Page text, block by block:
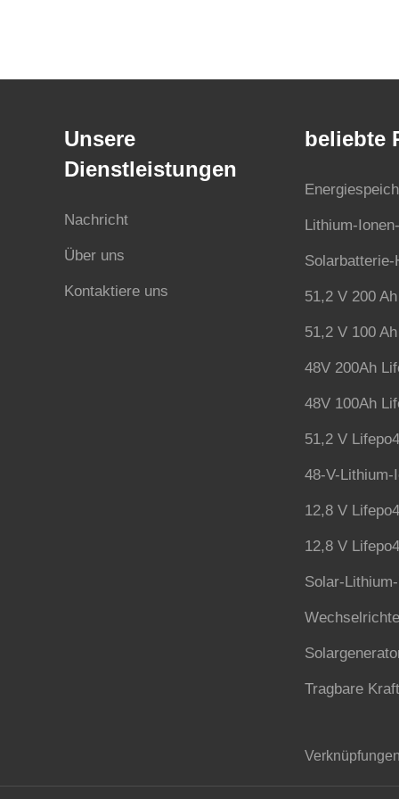
Unsere
Dienstleistungen
Nachricht
Über uns
Kontaktiere uns
beliebte
Lithium-
51,2 V 200
51,2 V 100
48V 200Ah
48V 100Ah
51,2 V
48-V-Lithium-
12,8 V
12,8 V
Solar-
Tragbare